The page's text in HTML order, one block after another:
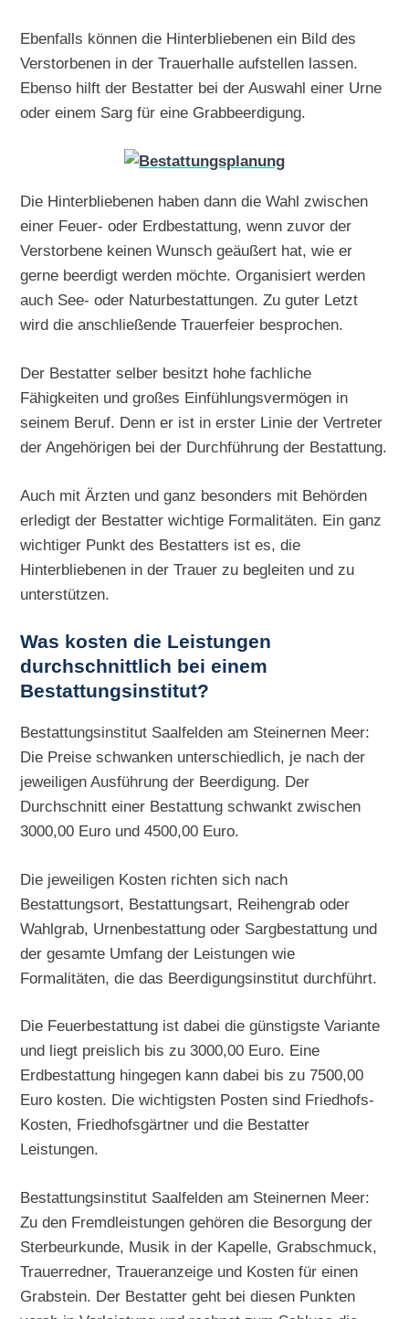
Ebenfalls können die Hinterbliebenen ein Bild des
Verstorbenen in der Trauerhalle aufstellen lassen.
Ebenso hilft der Bestatter bei der Auswahl einer Urne
oder einem Sarg für eine Grabbeerdigung.
Die Hinterbliebenen haben dann die Wahl zwischen
einer Feuer- oder Erdbestattung, wenn zuvor der
Verstorbene keinen Wunsch geäußert hat, wie er
gerne beerdigt werden möchte. Organisiert werden
auch See- oder Naturbestattungen. Zu guter Letzt
wird die anschließende Trauerfeier besprochen.
Der Bestatter selber besitzt hohe fachliche
Fähigkeiten und großes Einfühlungsvermögen in
seinem Beruf. Denn er ist in erster Linie der Vertreter
der Angehörigen bei der Durchführung der Bestattung.
Auch mit Ärzten und ganz besonders mit Behörden
erledigt der Bestatter wichtige Formalitäten. Ein ganz
wichtiger Punkt des Bestatters ist es, die
Hinterbliebenen in der Trauer zu begleiten und zu
unterstützen.
Was kosten die Leistungen
durchschnittlich bei einem
Bestattungsinstitut?
Bestattungsinstitut Saalfelden am Steinernen Meer:
Die Preise schwanken unterschiedlich, je nach der
jeweiligen Ausführung der Beerdigung. Der
Durchschnitt einer Bestattung schwankt zwischen
3000,00 Euro und 4500,00 Euro.
Die jeweiligen Kosten richten sich nach
Bestattungsort, Bestattungsart, Reihengrab oder
Wahlgrab, Urnenbestattung oder Sargbestattung und
der gesamte Umfang der Leistungen wie
Formalitäten, die das Beerdigungsinstitut durchführt.
Die Feuerbestattung ist dabei die günstigste Variante
und liegt preislich bis zu 3000,00 Euro. Eine
Erdbestattung hingegen kann dabei bis zu 7500,00
Euro kosten. Die wichtigsten Posten sind Friedhofs-
Kosten, Friedhofsgärtner und die Bestatter
Leistungen.
Bestattungsinstitut Saalfelden am Steinernen Meer:
Zu den Fremdleistungen gehören die Besorgung der
Sterbeurkunde, Musik in der Kapelle, Grabschmuck,
Trauerredner, Traueranzeige und Kosten für einen
Grabstein. Der Bestatter geht bei diesen Punkten